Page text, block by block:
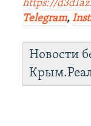
https://
Telegram,
Новости